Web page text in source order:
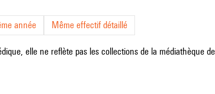
année Même effectif détaillé
elle ne reflète pas les collections de la médiathèque